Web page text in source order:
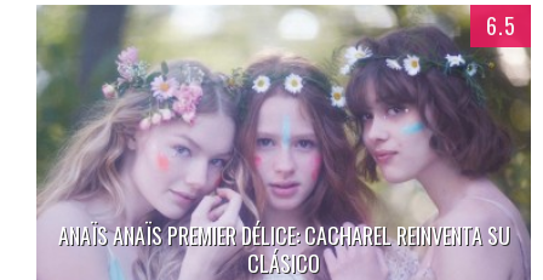
6.5
ANAÏS ANAÏS PREMIER DÉLICE: CACHAREL REINVENTA SU
CLÁSICO